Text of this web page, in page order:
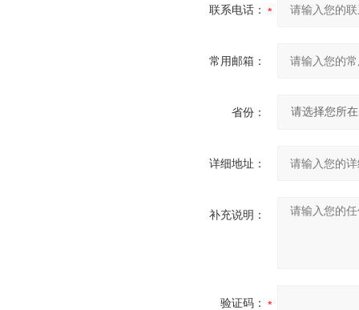
联系电话：
常用邮箱：
省份：
详细地址：
补充说明：
验证码：